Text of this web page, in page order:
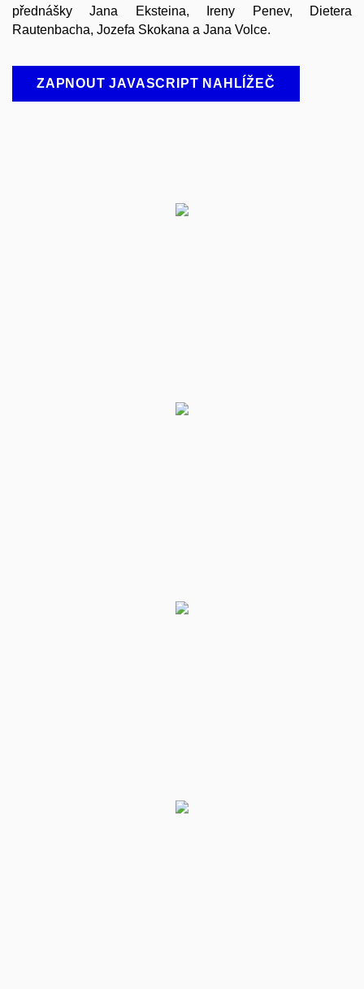
přednášky Jana Eksteina, Ireny Penev, Dietera
Rautenbacha, Jozefa Skokana a Jana Volce.
ZAPNOUT JAVASCRIPT NAHLÍŽEČ